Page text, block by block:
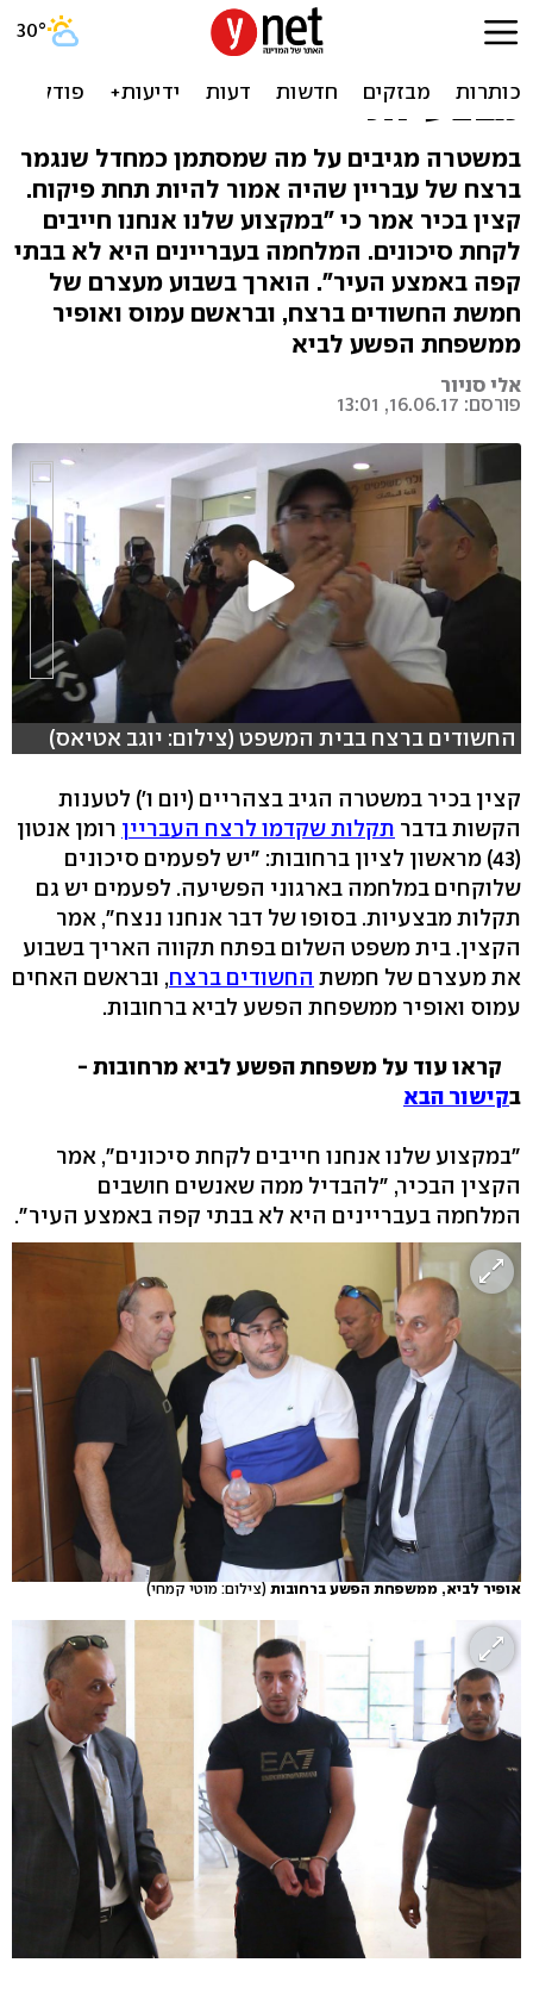
בכיר במשטרה בעקבות הרצח
ברחובות: "לפעמים יש תקלות
מבצעיות"
במשטרה מגיבים על מה שמסתמן כמחדל שנגמר
ברצח של עבריין שהיה אמור להיות תחת פיקוח.
קצין בכיר אמר כי "במקצוע שלנו אנחנו חייבים
לקחת סיכונים. המלחמה בעבריינים היא לא בבתי
קפה באמצע העיר". הוארך בשבוע מעצרם של
חמשת החשודים ברצח, ובראשם עמוס ואופיר
ממשפחת הפשע לביא
אלי סניור
פורסם: 16.06.17, 13:01
החשודים ברצח בבית המשפט (צילום: יוגב אטיאס)
קצין בכיר במשטרה הגיב בצהריים (יום ו') לטענות
הקשות בדבר תקלות שקדמו לרצח העבריין רומן אנטון
(43) מראשון לציון ברחובות: "יש לפעמים סיכונים
שלוקחים במלחמה בארגוני הפשיעה. לפעמים יש גם
תקלות מבצעיות. בסופו של דבר אנחנו ננצח", אמר
הקצין. בית משפט השלום בפתח תקווה האריך בשבוע
את מעצרם של חמשת החשודים ברצח, ובראשם האחים
עמוס ואופיר ממשפחת הפשע לביא ברחובות.
קראו עוד על משפחת הפשע לביא מרחובות -
בקישור הבא
"במקצוע שלנו אנחנו חייבים לקחת סיכונים", אמר
הקצין הבכיר, "להבדיל ממה שאנשים חושבים
המלחמה בעבריינים היא לא בבתי קפה באמצע העיר".
אופיר לביא, ממשפחת הפשע ברחובות(צילום: מוטי קמחי)